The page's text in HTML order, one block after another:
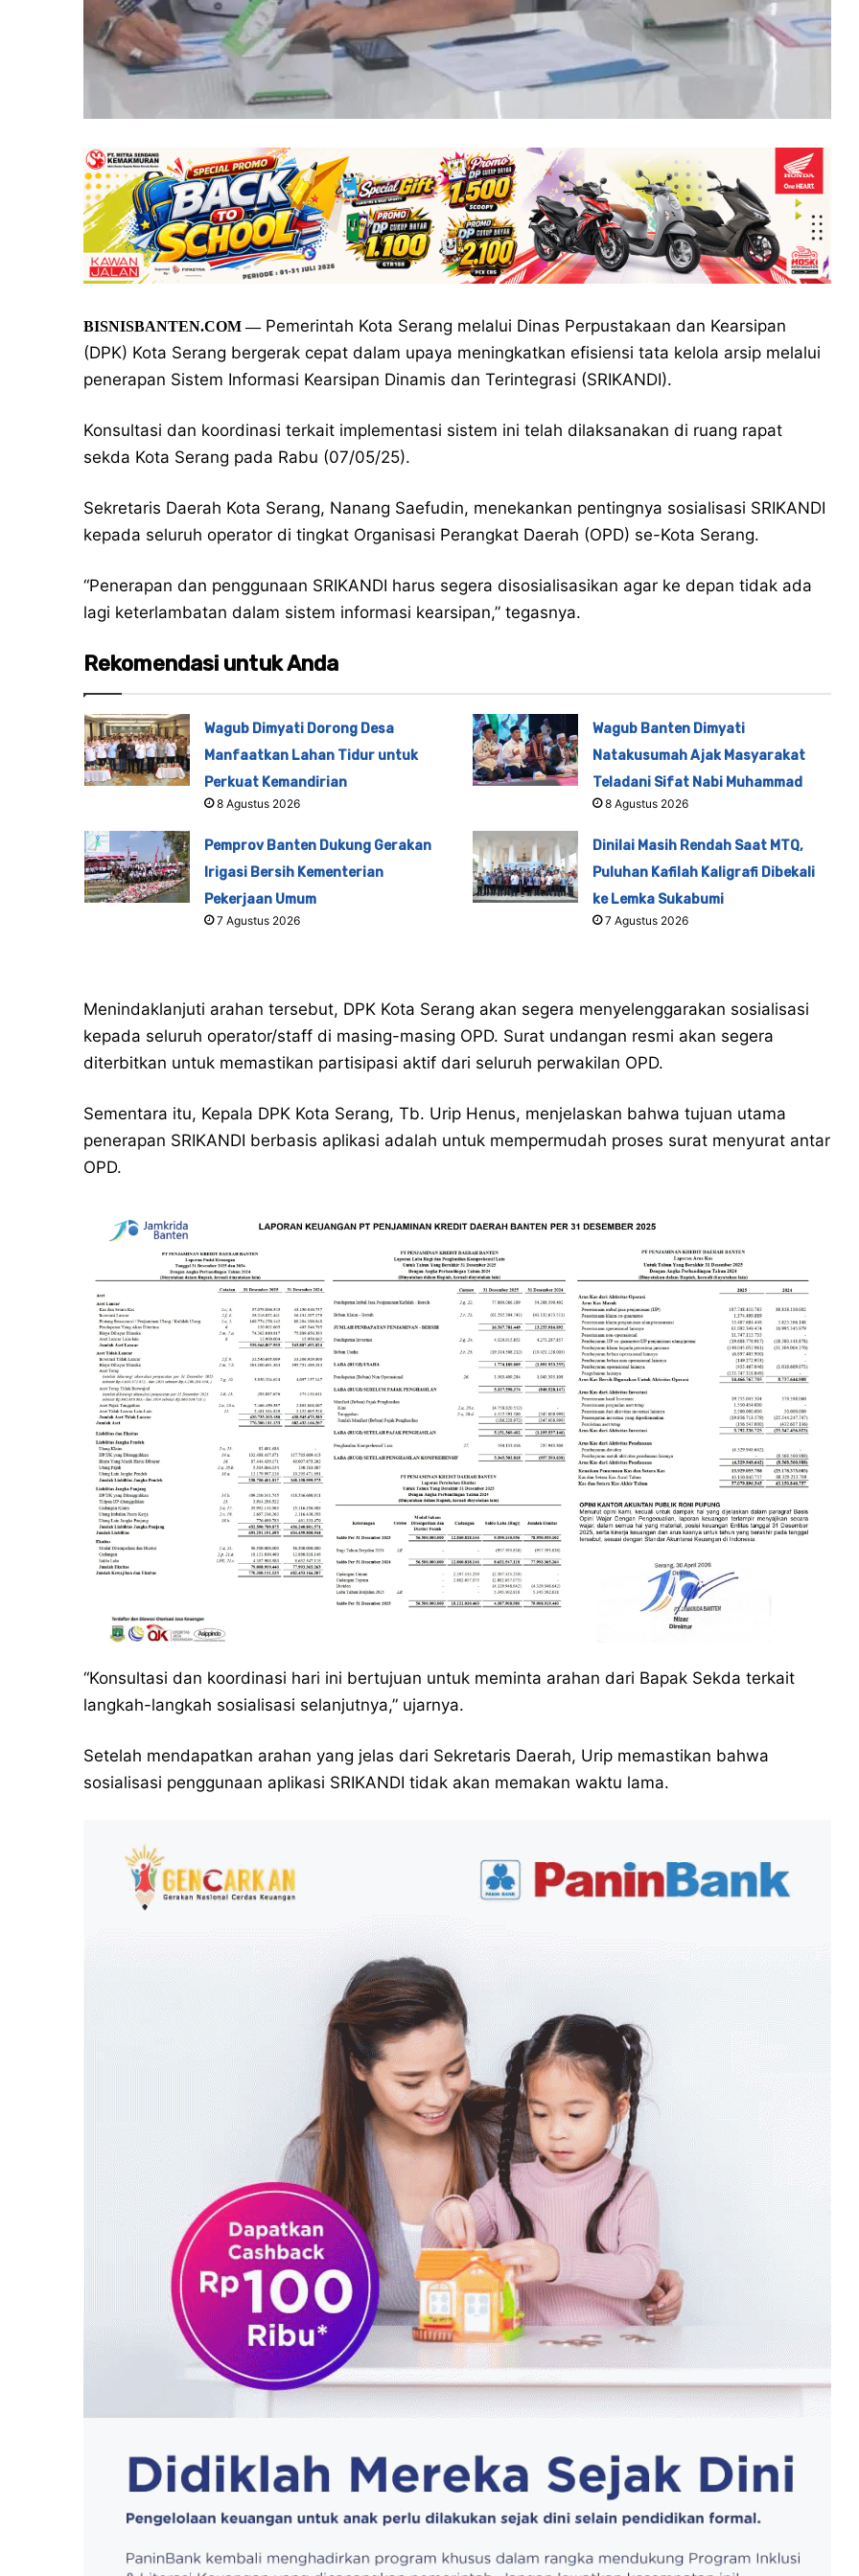
BISNISBANTEN.COM —Pemerintah Kota Serang melalui Dinas Perpustakaan dan Kearsipan
(DPK) Kota Serang bergerak cepat dalam upaya meningkatkan efisiensi tata kelola arsip melalui
penerapan Sistem Informasi Kearsipan Dinamis dan Terintegrasi (SRIKANDI).
Konsultasi dan koordinasi terkait implementasi sistem ini telah dilaksanakan di ruang rapat
sekda Kota Serang pada Rabu (07/05/25).
Sekretaris Daerah Kota Serang, Nanang Saefudin, menekankan pentingnya sosialisasi SRIKANDI
kepada seluruh operator di tingkat Organisasi Perangkat Daerah (OPD) se-Kota Serang.
“Penerapan dan penggunaan SRIKANDI harus segera disosialisasikan agar ke depan tidak ada
lagi keterlambatan dalam sistem informasi kearsipan,” tegasnya.
Rekomendasi untuk Anda
Wagub Dimyati Dorong Desa
Manfaatkan Lahan Tidur untuk
Perkuat Kemandirian
8 Agustus 2026
Wagub Banten Dimyati
Natakusumah Ajak Masyarakat
Teladani Sifat Nabi Muhammad
8 Agustus 2026
Pemprov Banten Dukung Gerakan
Irigasi Bersih Kementerian
Pekerjaan Umum
7 Agustus 2026
Dinilai Masih Rendah Saat MTQ,
Puluhan Kafilah Kaligrafi Dibekali
ke Lemka Sukabumi
7 Agustus 2026
Menindaklanjuti arahan tersebut, DPK Kota Serang akan segera menyelenggarakan sosialisasi
kepada seluruh operator/staff di masing-masing OPD. Surat undangan resmi akan segera
diterbitkan untuk memastikan partisipasi aktif dari seluruh perwakilan OPD.
Sementara itu, Kepala DPK Kota Serang, Tb. Urip Henus, menjelaskan bahwa tujuan utama
penerapan SRIKANDI berbasis aplikasi adalah untuk mempermudah proses surat menyurat antar
OPD.
“Konsultasi dan koordinasi hari ini bertujuan untuk meminta arahan dari Bapak Sekda terkait
langkah-langkah sosialisasi selanjutnya,” ujarnya.
Setelah mendapatkan arahan yang jelas dari Sekretaris Daerah, Urip memastikan bahwa
sosialisasi penggunaan aplikasi SRIKANDI tidak akan memakan waktu lama.